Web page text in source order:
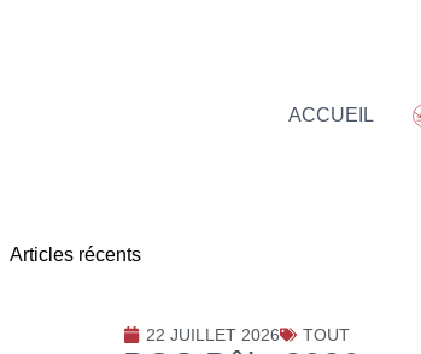
ACCUEIL
Articles récents
22 JUILLET 2026 TOUT